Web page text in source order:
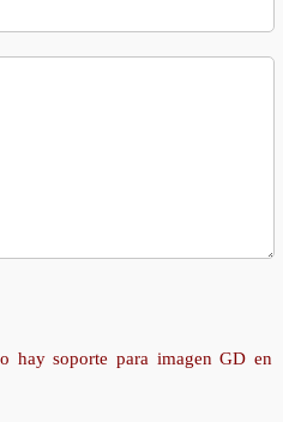
hay soporte para imagen GD en